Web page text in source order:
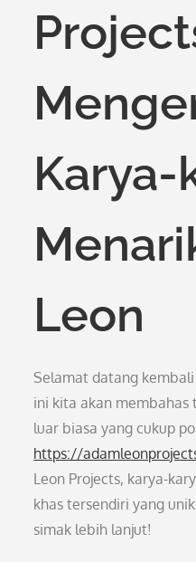
Karya-
Leon
Selamat datang
ini kita akan membahas
luar biasa yang cukup
https://
Leon Projects, karya-
khas tersendiri yang
simak lebih lanjut!